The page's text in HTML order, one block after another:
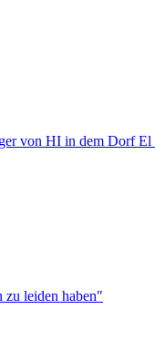
zu leiden haben"